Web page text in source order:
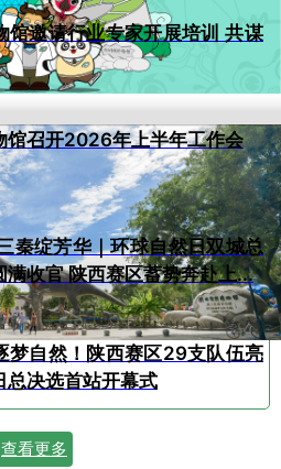
邀请行业专家开展培训 共谋
馆召开2026年上半年工作会
秦绽芳华｜环球自然日双城总
决选宜昌站圆满收官 陕西赛区蓄势奔赴上...
梦自然！陕西赛区29支队伍亮
总决选首站开幕式
查看更多